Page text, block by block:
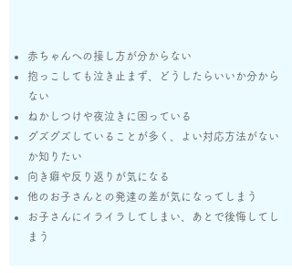
赤ちゃんへの接し方が分からない
抱っこしても泣き止まず、どうしたらいいか分から
ない
ねかしつけや夜泣きに困っている
グズグズしていることが多く、よい対応方法がない
か知りたい
​向き癖や反り返りが気になる
他のお子さんとの発達の差が気になってしまう
​お子さんにイライラしてしまい、あとで後悔してし
まう